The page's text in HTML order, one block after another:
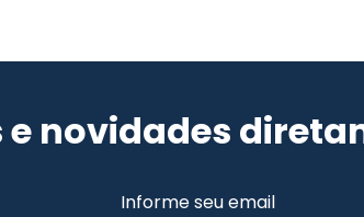
e novidades
Informe seu email